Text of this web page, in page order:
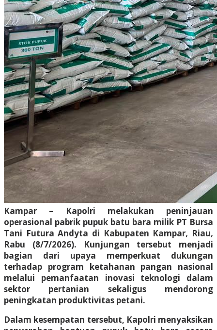
Kampar – Kapolri melakukan peninjauan
operasional pabrik pupuk batu bara milik PT Bursa
Tani Futura Andyta di Kabupaten Kampar, Riau,
Rabu (8/7/2026). Kunjungan tersebut menjadi
bagian dari upaya memperkuat dukungan
terhadap program ketahanan pangan nasional
melalui pemanfaatan inovasi teknologi dalam
sektor pertanian sekaligus mendorong
peningkatan produktivitas petani.
Dalam kesempatan tersebut, Kapolri menyaksikan